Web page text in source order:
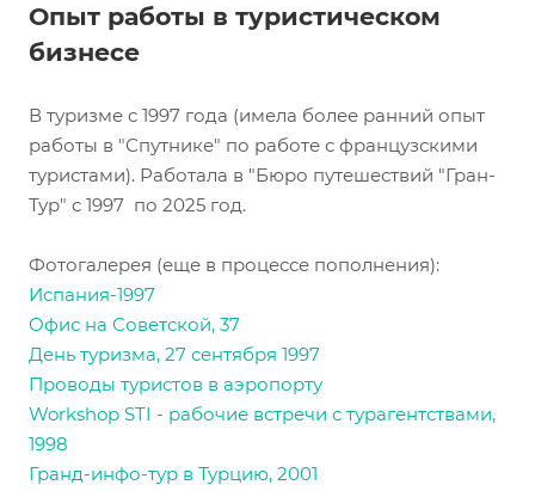
Опыт работы в туристическом
бизнесе
В туризме с 1997 года (имела более ранний опыт
работы в "Спутнике" по работе с французскими
туристами). Работала в "Бюро путешествий "Гран-
Тур" с 1997 по 2025 год.
Фотогалерея (еще в процессе пополнения):
Испания-1997
Офис на Советской, 37
День туризма, 27 сентября 1997
Проводы туристов в аэропорту
Workshop STI - рабочие встречи с турагентствами,
1998
Гранд-инфо-тур в Турцию, 2001